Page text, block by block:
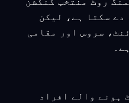
دے سکتا ہے، لیکن
سروس اور مقامی
ہونے والے افراد